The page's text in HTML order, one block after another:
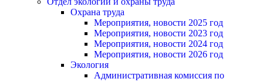
Охрана труда
Мероприятия, новости 2025 год
Мероприятия, новости 2023 год
Мероприятия, новости 2024 год
Мероприятия, новости 2026 год
Экология
Административная комиссия по